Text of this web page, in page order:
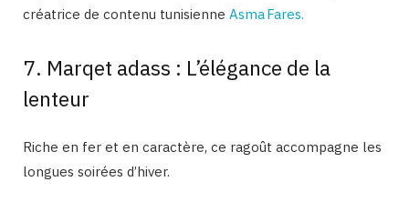
créatrice de contenu tunisienne Asma Fares.
7. Marqet adass : L’élégance de la
lenteur
Riche en fer et en caractère, ce ragoût accompagne les
longues soirées d’hiver.